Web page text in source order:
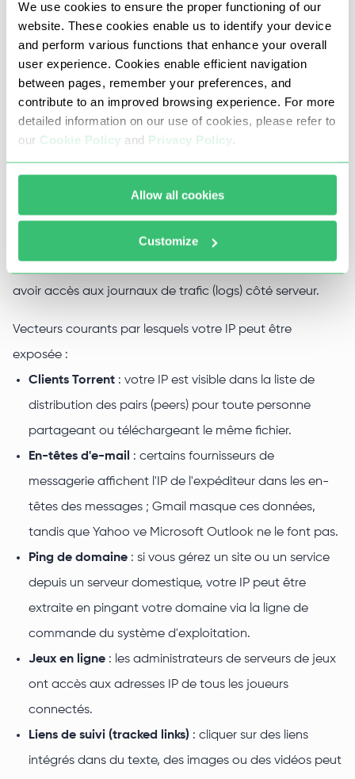
We use cookies to ensure the proper functioning of our
website. These cookies enable us to identify your device
and perform various functions that enhance your overall
user experience. Cookies enable efficient navigation
between pages, remember your preferences, and
contribute to an improved browsing experience. For more
detailed information on our use of cookies, please refer to
our Cookie Policy and Privacy Policy.
Allow all cookies
Customize
qu'aucun signal de proxy détectable ne soit envoyé à la
cible.
Qui peut voir votre adresse IP ?
Votre adresse IP n'est pas visible par les autres utilisateurs
lors d'interactions standard sur les messageries ou les
réseaux sociaux. Cependant, elle peut être accessible
par des parties disposant de moyens d'interception
légitimes ou non autorisés. Les administrateurs de sites,
avoir accès aux journaux de trafic (logs) côté serveur.
Vecteurs courants par lesquels votre IP peut être
exposée :
Clients Torrent : votre IP est visible dans la liste de
distribution des pairs (peers) pour toute personne
partageant ou téléchargeant le même fichier.
En-têtes d'e-mail : certains fournisseurs de
messagerie affichent l'IP de l'expéditeur dans les en-
têtes des messages ; Gmail masque ces données,
tandis que Yahoo ve Microsoft Outlook ne le font pas.
Ping de domaine : si vous gérez un site ou un service
depuis un serveur domestique, votre IP peut être
extraite en pingant votre domaine via la ligne de
commande du système d'exploitation.
Jeux en ligne : les administrateurs de serveurs de jeux
ont accès aux adresses IP de tous les joueurs
connectés.
Liens de suivi (tracked links) : cliquer sur des liens
intégrés dans du texte, des images ou des vidéos peut